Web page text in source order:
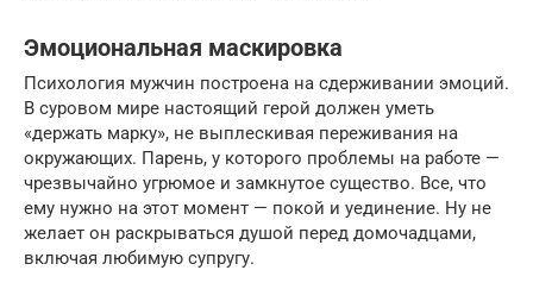
Эмоциональная маскировка
Психология мужчин построена на сдерживании эмоций.
В суровом мире настоящий герой должен уметь
«держать марку», не выплескивая переживания на
окружающих. Парень, у которого проблемы на работе —
чрезвычайно угрюмое и замкнутое существо. Все, что
ему нужно на этот момент — покой и уединение. Ну не
желает он раскрываться душой перед домочадцами,
включая любимую супругу.